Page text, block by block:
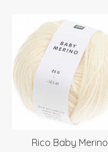
Rico Baby Merino